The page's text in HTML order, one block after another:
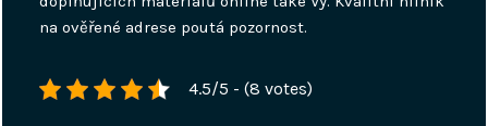
na ověřené adrese poutá pozornost.
4.5/5 - (8 votes)